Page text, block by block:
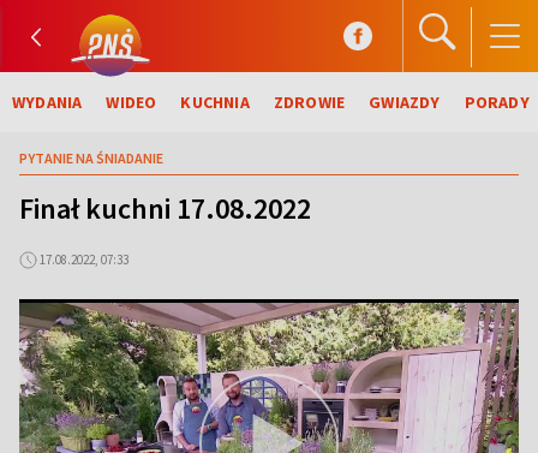
WYDANIA WIDEO KUCHNIA ZDROWIE GWIAZDY PORADY
PYTANIE NA ŚNIADANIE
Finał kuchni 17.08.2022
17.08.2022, 07:33